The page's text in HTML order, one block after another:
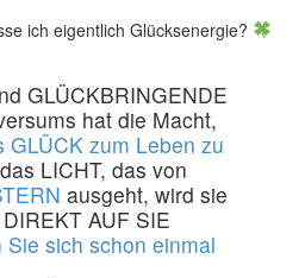
ich eigentlich Glücksenergie?
GLÜCKBRINGENDE
hat die Macht,
GLÜCK zum Leben zu
LICHT, das von
ausgeht, wird sie
AUF SIE
Sie sich schon einmal